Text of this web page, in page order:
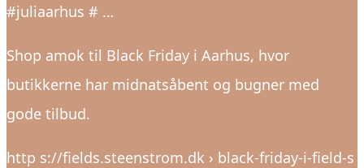
#juliaarhus # …
Shop amok til Black Friday i Aarhus, hvor
butikkerne har midnatsåbent og bugner med
gode tilbud.
http s://fields.steenstrom.dk › black-friday-i-field-s